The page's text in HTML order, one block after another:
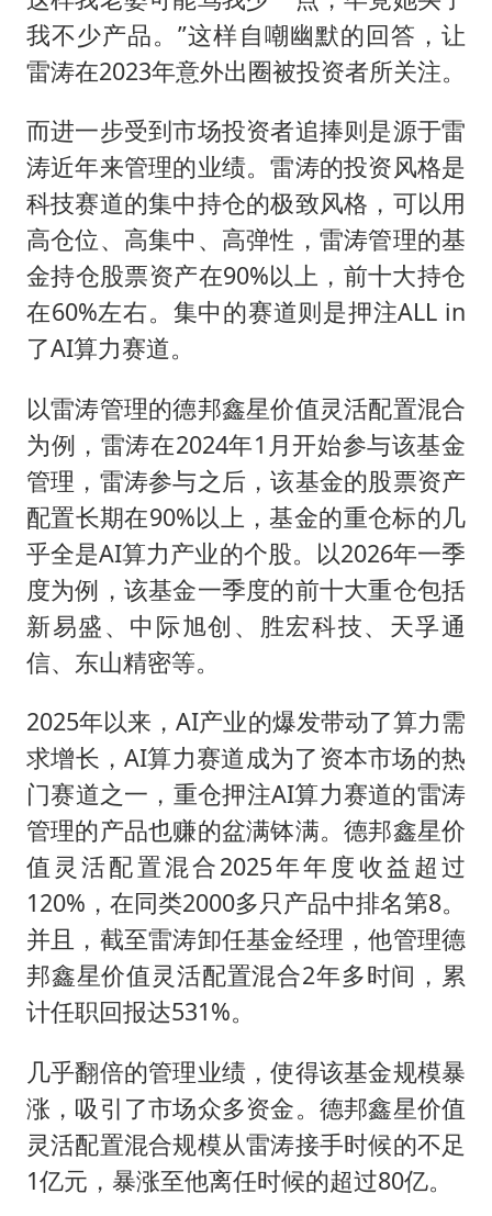
我不少产品。”这样自嘲幽默的回答，让
雷涛在2023年意外出圈被投资者所关注。
而进一步受到市场投资者追捧则是源于雷
涛近年来管理的业绩。雷涛的投资风格是
科技赛道的集中持仓的极致风格，可以用
高仓位、高集中、高弹性，雷涛管理的基
金持仓股票资产在90%以上，前十大持仓
在60%左右。集中的赛道则是押注ALL in
了AI算力赛道。
以雷涛管理的德邦鑫星价值灵活配置混合
为例，雷涛在2024年1月开始参与该基金
管理，雷涛参与之后，该基金的股票资产
配置长期在90%以上，基金的重仓标的几
乎全是AI算力产业的个股。以2026年一季
度为例，该基金一季度的前十大重仓包括
新易盛、中际旭创、胜宏科技、天孚通
信、东山精密等。
2025年以来，AI产业的爆发带动了算力需
求增长，AI算力赛道成为了资本市场的热
门赛道之一，重仓押注AI算力赛道的雷涛
管理的产品也赚的盆满钵满。德邦鑫星价
值灵活配置混合2025年年度收益超过
120%，在同类2000多只产品中排名第8。
并且，截至雷涛卸任基金经理，他管理德
邦鑫星价值灵活配置混合2年多时间，累
计任职回报达531%。
几乎翻倍的管理业绩，使得该基金规模暴
涨，吸引了市场众多资金。德邦鑫星价值
灵活配置混合规模从雷涛接手时候的不足
1亿元，暴涨至他离任时候的超过80亿。